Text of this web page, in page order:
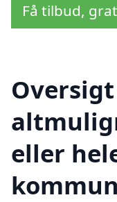
Få tilbud,
eller